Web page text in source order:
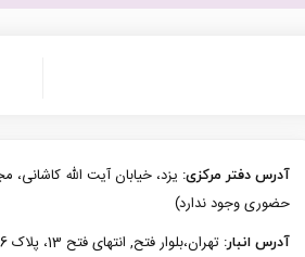
آدرس دفتر مرکزی:
حضوری وجود ندارد)
آدرس انبار: تهران،بلوار فتح, انتهای فتح 13، پلاک 126 (امکان تحویل حضوری وجود دارد)